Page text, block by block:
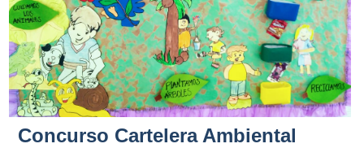
Concurso Cartelera Ambiental